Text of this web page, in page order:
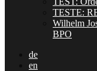
TESTE:
Wilhelm
BPO
de
en